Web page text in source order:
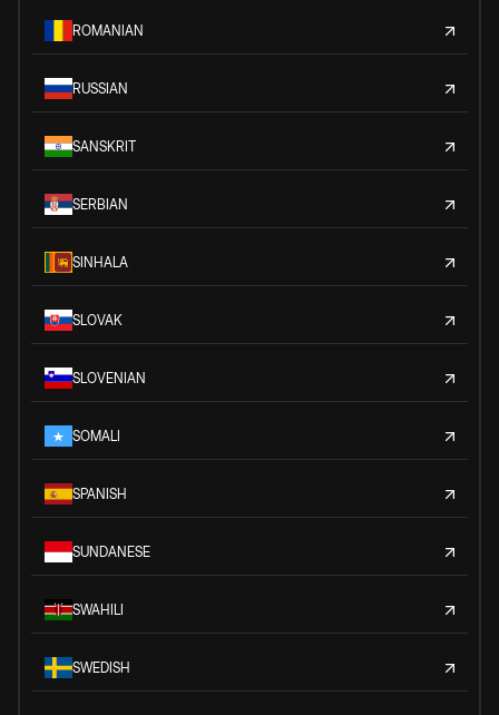
ROMANIAN
RUSSIAN
SANSKRIT
SERBIAN
SINHALA
SLOVAK
SLOVENIAN
SOMALI
SPANISH
SUNDANESE
SWAHILI
SWEDISH